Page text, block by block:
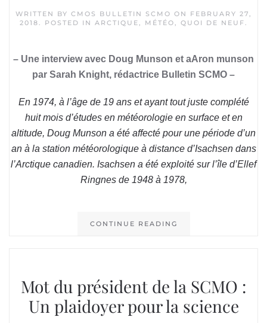
WRITTEN BY CMOS BULLETIN SCMO ON
FEBRUARY 27,
2018. POSTED IN ARCTIQUE, MÉTÉO, QUOI DE NEUF.
– Une interview avec Doug Munson et aAron munson
par Sarah Knight, rédactrice Bulletin SCMO –
En 1974, à l’âge de 19 ans et ayant tout juste complété
huit mois d’études en météorologie en surface et en
altitude, Doug Munson a été affecté pour une période d’un
an à la station météorologique à distance d’Isachsen dans
l’Arctique canadien. Isachsen a été exploité sur l’île d’Ellef
Ringnes de 1948 à 1978,
CONTINUE READING
Mot du président de la SCMO :
Un plaidoyer pour la science